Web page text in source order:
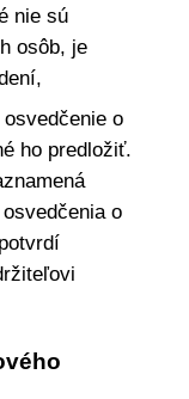
nie sú
osôb, je
o
ho predložiť.
o